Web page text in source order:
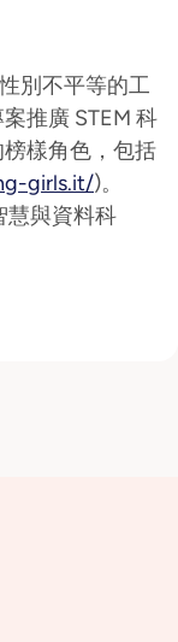
別不平等的工
推廣 STEM 科
樣角色，包括
girls.it/)。
慧與資料科